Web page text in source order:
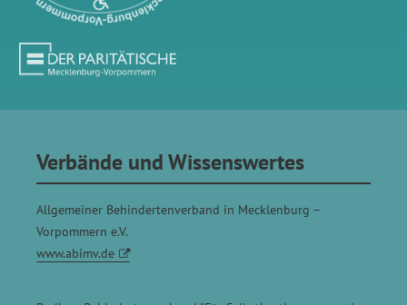
Verbände und Wissenswertes
Allgemeiner Behindertenverband in Mecklenburg –
Vorpommern e.V.
www.abimv.de